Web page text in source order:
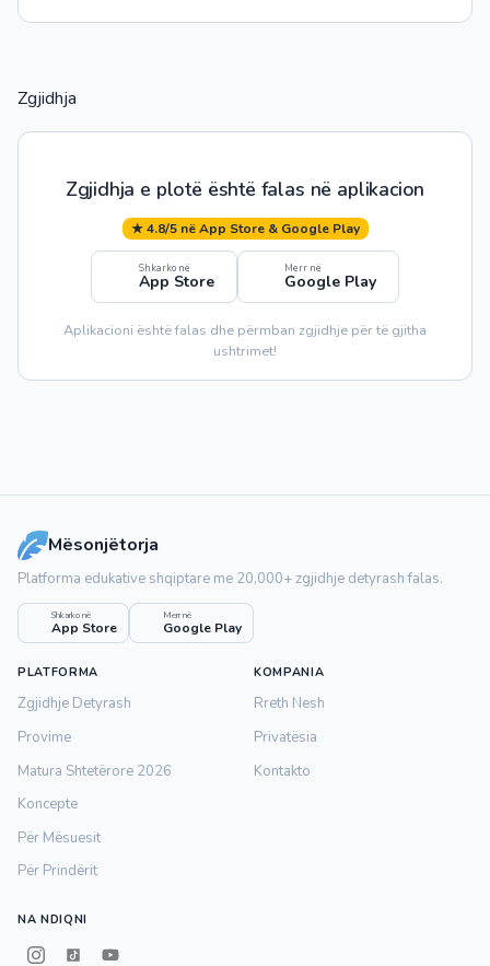
Zgjidhja
Zgjidhja e plotë është falas në aplikacion
★ 4.8/5 në App Store & Google Play
Shkarko në
App Store
Merr në
Google Play
Aplikacioni është falas dhe përmban zgjidhje për të gjitha
ushtrimet!
Mësonjëtorja
Platforma edukative shqiptare me 20,000+ zgjidhje detyrash falas.
Shkarko në
App Store
Merr në
Google Play
PLATFORMA
Zgjidhje Detyrash
Provime
Matura Shtetërore 2026
Koncepte
Për Mësuesit
Për Prindërit
KOMPANIA
Rreth Nesh
Privatësia
Kontakto
NA NDIQNI